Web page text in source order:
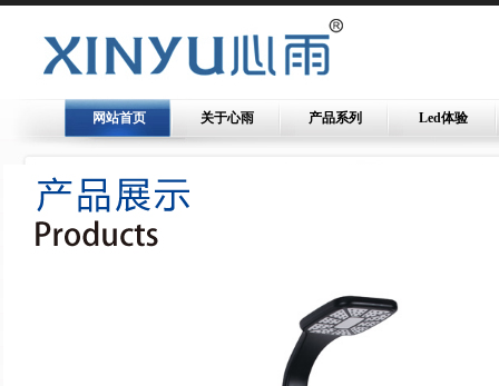
网站首页 关于心雨 产品系列 Led体验